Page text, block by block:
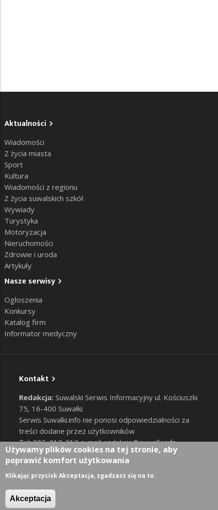
Aktualności
Wiadomości
Z życia miasta
Sport
Kultura
Wiadomości z regionu
Z życia suwalskich szkół
Wywiady
Turystyka
Motoryzacja
Nieruchomości
Zdrowie i uroda
Artykuły
Nasze serwisy
Ogłoszenia
Konkursy
Katalog firm
Informator medyczny
Kontakt
Redakcja: Suwalski Serwis Informacyjny ul. Kościuszki
75, 16-400 Suwałki
Serwis Suwalki.info nie ponosi odpowiedzialności za
treści dodane przez użytkowników
Tel: 885-212-212 e-mail:redakcja@suwalki.info,
reklama@suwalki.info
RODO |Cookies
User account menu
Zaloguj
Używamy plików cookies na tej stronie, aby
poprawić komfort użytkowania
Klikając przycisk Akceptacja, zgadzasz się na to.
Akceptacja